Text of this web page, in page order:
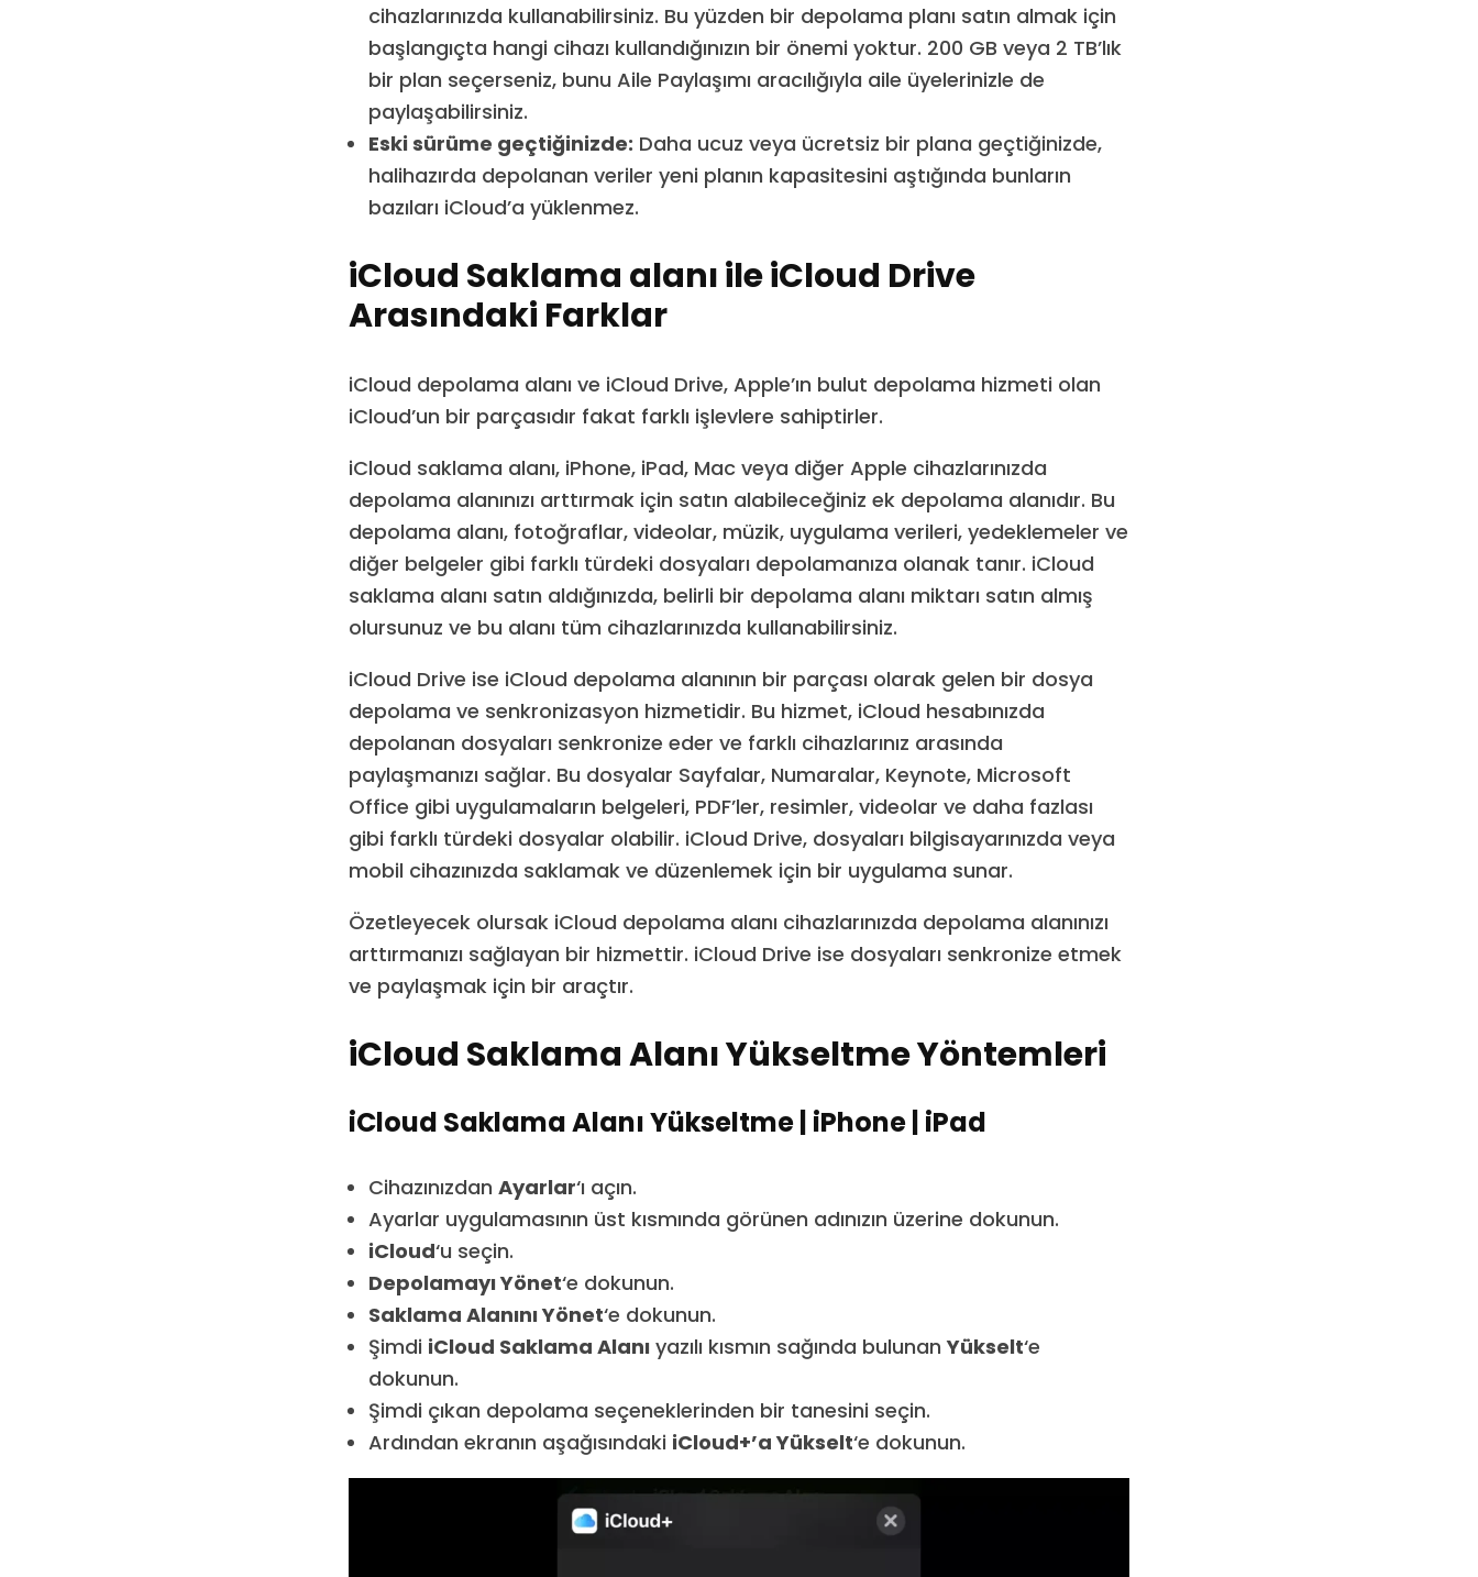
cihazlarınızda kullanabilirsiniz. Bu yüzden bir depolama planı satın almak için
başlangıçta hangi cihazı kullandığınızın bir önemi yoktur. 200 GB veya 2 TB’lık
bir plan seçerseniz, bunu Aile Paylaşımı aracılığıyla aile üyelerinizle de
paylaşabilirsiniz.
Eski sürüme geçtiğinizde: Daha ucuz veya ücretsiz bir plana geçtiğinizde,
halihazırda depolanan veriler yeni planın kapasitesini aştığında bunların
bazıları iCloud’a yüklenmez.
iCloud Saklama alanı ile iCloud Drive
Arasındaki Farklar
iCloud depolama alanı ve iCloud Drive, Apple’ın bulut depolama hizmeti olan
iCloud’un bir parçasıdır fakat farklı işlevlere sahiptirler.
iCloud saklama alanı, iPhone, iPad, Mac veya diğer Apple cihazlarınızda
depolama alanınızı arttırmak için satın alabileceğiniz ek depolama alanıdır. Bu
depolama alanı, fotoğraflar, videolar, müzik, uygulama verileri, yedeklemeler ve
diğer belgeler gibi farklı türdeki dosyaları depolamanıza olanak tanır. iCloud
saklama alanı satın aldığınızda, belirli bir depolama alanı miktarı satın almış
olursunuz ve bu alanı tüm cihazlarınızda kullanabilirsiniz.
iCloud Drive ise iCloud depolama alanının bir parçası olarak gelen bir dosya
depolama ve senkronizasyon hizmetidir. Bu hizmet, iCloud hesabınızda
depolanan dosyaları senkronize eder ve farklı cihazlarınız arasında
paylaşmanızı sağlar. Bu dosyalar Sayfalar, Numaralar, Keynote, Microsoft
Office gibi uygulamaların belgeleri, PDF’ler, resimler, videolar ve daha fazlası
gibi farklı türdeki dosyalar olabilir. iCloud Drive, dosyaları bilgisayarınızda veya
mobil cihazınızda saklamak ve düzenlemek için bir uygulama sunar.
Özetleyecek olursak iCloud depolama alanı cihazlarınızda depolama alanınızı
arttırmanızı sağlayan bir hizmettir. iCloud Drive ise dosyaları senkronize etmek
ve paylaşmak için bir araçtır.
iCloud Saklama Alanı Yükseltme Yöntemleri
iCloud Saklama Alanı Yükseltme | iPhone | iPad
Cihazınızdan Ayarlar‘ı açın.
Ayarlar uygulamasının üst kısmında görünen adınızın üzerine dokunun.
iCloud‘u seçin.
Depolamayı Yönet‘e dokunun.
Saklama Alanını Yönet‘e dokunun.
Şimdi iCloud Saklama Alanıyazılı kısmın sağında bulunanYükselt‘e
dokunun.
Şimdi çıkan depolama seçeneklerinden bir tanesini seçin.
Ardından ekranın aşağısındaki iCloud+’a Yükselt‘e dokunun.